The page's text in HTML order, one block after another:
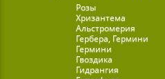
Розы
Хризантема
Альстромерия
Гербера, Гермини
Гермини
Гвоздика
Гидрангия